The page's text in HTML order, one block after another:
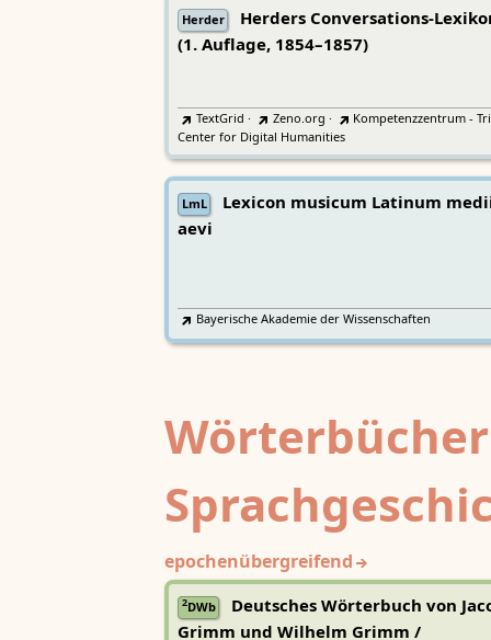
Herder
Herders Conversations-
(1. Auflage, 1854–1857)
TextGrid · Zeno.org ·
Kompetenzzentrum -
Center for Digital Humanities
LmL
Lexicon musicum Latinum
aevi
Bayerische Akademie der Wissenschaften
epochenübergreifend
2DWb
Deutsches Wörterbuch von
Grimm und Wilhelm Grimm /